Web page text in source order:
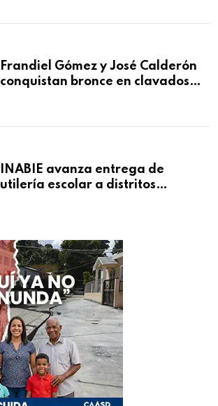
Frandiel Gómez y José Calderón
conquistan bronce en clavados
INABIE avanza entrega de
utilería escolar a distritos